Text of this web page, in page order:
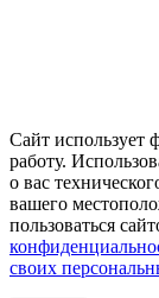
Сайт использует
работу.
о вас
вашего
пользоваться
своих